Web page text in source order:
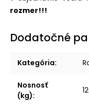
rozmer!!!
Dodatočné
Kategória:
Nosnosť
(kg):